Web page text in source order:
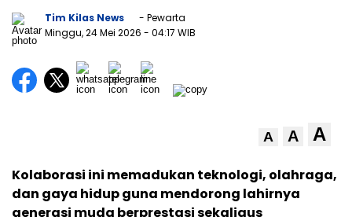
Tim Kilas News
- Pewarta
Minggu, 24 Mei 2026 - 04:17 WIB
A A A
Kolaborasi ini memadukan teknologi, olahraga,
dan gaya hidup guna mendorong lahirnya
generasi muda berprestasi sekaligus